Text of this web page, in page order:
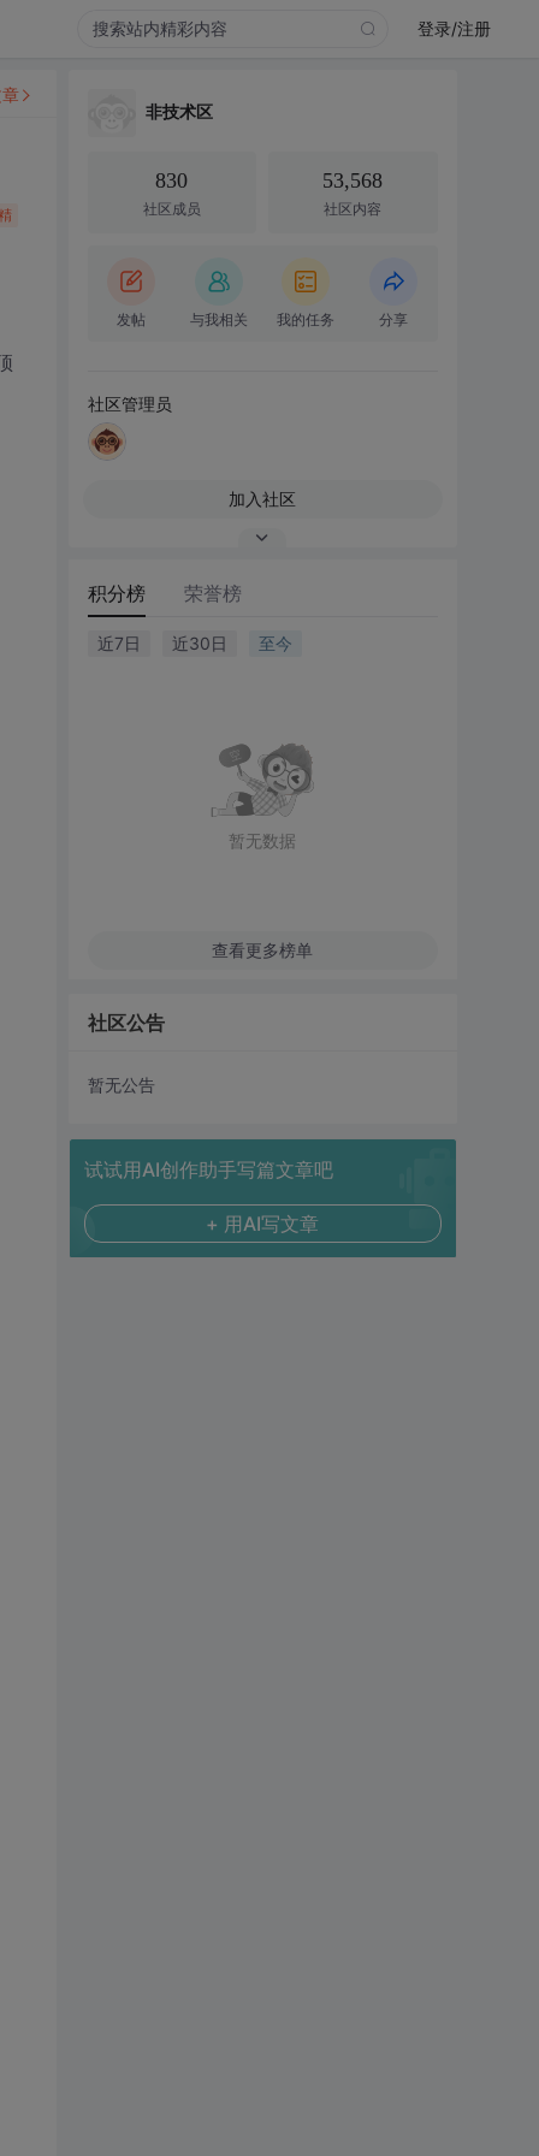
登录/注册
非技术区
830
社区成员
53,568
社区内容
发帖 与我相关 我的任务 分享
社区管理员
加入社区
积分榜 荣誉榜
近7日 近30日 至今
暂无数据
查看更多榜单
社区公告
暂无公告
试试用AI创作助手写篇文章吧
+ 用AI写文章